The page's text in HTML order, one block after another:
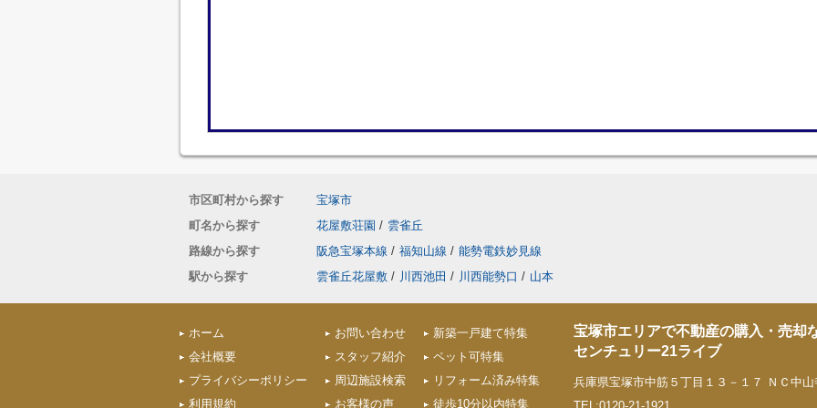
市区町村から探す
宝塚市
町名から探す
花屋敷荘園 / 雲雀丘
路線から探す
阪急宝塚本線 / 福知山線 / 能勢電鉄妙見線
駅から探す
雲雀丘花屋敷 / 川西池田 / 川西能勢口 / 山本
ホーム
会社概要
プライバシーポリシー
利用規約
お問い合わせ
スタッフ紹介
周辺施設検索
お客様の声
新築一戸建て特集
ペット可特集
リフォーム済み特集
徒歩10分以内特集
宝塚市エリアで不動産の購入・売却
センチュリー21ライブ
兵庫県宝塚市中筋５丁目１３－１７ ＮＣ中山